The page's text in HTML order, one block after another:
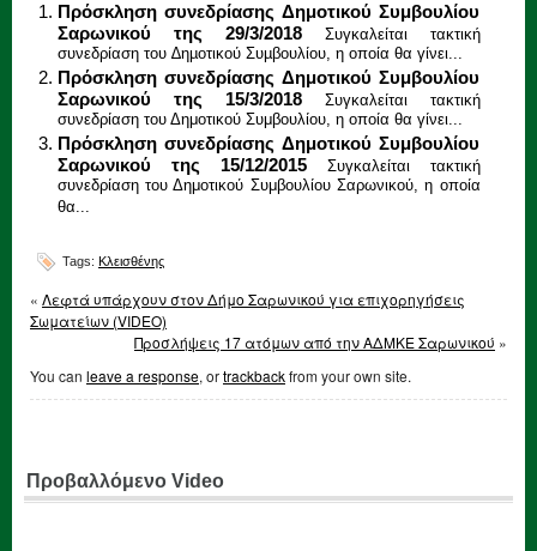
Πρόσκληση συνεδρίασης Δημοτικού Συμβουλίου
Σαρωνικού της 29/3/2018
Συγκαλείται τακτική
συνεδρίαση του ∆ηµοτικού Συµβουλίου, η οποία θα γίνει...
Πρόσκληση συνεδρίασης Δημοτικού Συμβουλίου
Σαρωνικού της 15/3/2018
Συγκαλείται τακτική
συνεδρίαση του Δημοτικού Συμβουλίου, η οποία θα γίνει...
Πρόσκληση συνεδρίασης Δημοτικού Συμβουλίου
Σαρωνικού της 15/12/2015
Συγκαλείται τακτική
συνεδρίαση του Δημοτικού Συμβουλίου Σαρωνικού, η οποία
θα...
Tags: Κλεισθένης
« Λεφτά υπάρχουν στον Δήμο Σαρωνικού για επιχορηγήσεις
Σωματείων (VIDEO)
Προσλήψεις 17 ατόμων από την ΑΔΜΚΕ Σαρωνικού »
You can leave a response, ortrackbackfrom your own site.
Προβαλλόμενο Video